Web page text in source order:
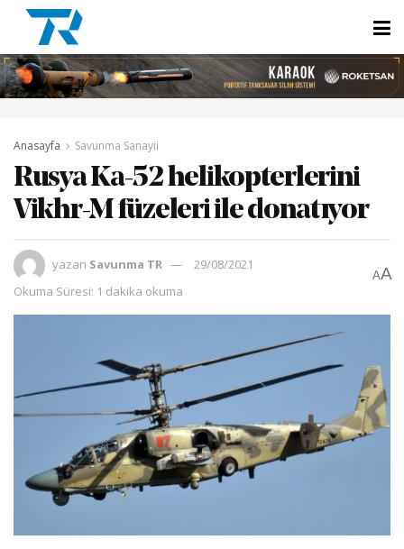
Anasayfa Savunma Sanayii
Rusya Ka-52 helikopterlerini
Vikhr-M füzeleri ile donatıyor
yazan Savunma TR
29/08/2021
Okuma Süresi: 1 dakika okuma
AA